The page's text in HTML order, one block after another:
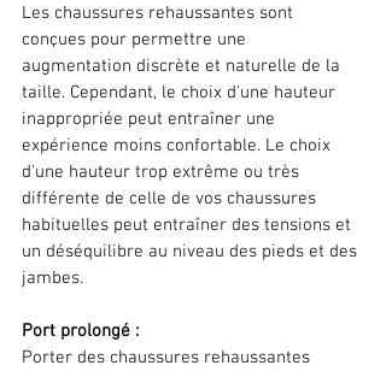
Les chaussures rehaussantes sont
conçues pour permettre une
augmentation discrète et naturelle de la
taille. Cependant, le choix d'une hauteur
inappropriée peut entraîner une
expérience moins confortable. Le choix
d'une hauteur trop extrême ou très
différente de celle de vos chaussures
habituelles peut entraîner des tensions et
un déséquilibre au niveau des pieds et des
jambes.
Port prolongé :
Porter des chaussures rehaussantes